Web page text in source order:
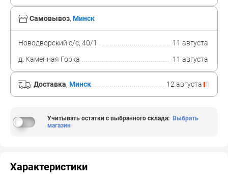
Самовывоз, Минск
Новодворский с/с, 40/1
11 августа
д. Каменная Горка
11 августа
Доставка, Минск 12 августа
Учитывать остатки с выбранного склада: Выбрать
магазин
Характеристики